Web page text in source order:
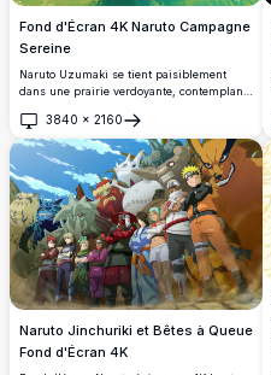
Fond d'Écran 4K Naruto Campagne
Sereine
Naruto Uzumaki se tient paisiblement
dans une prairie verdoyante, contemplant
ciel bleu vibrant. Un chat l'accompagne
dans ce superbe fond d'écran anime 4K
inspiré du style Studio Ghibli.
3840 × 2160
Ouvrir
Naruto Jinchuriki et Bêtes à Queue
Fond d'Écran 4K